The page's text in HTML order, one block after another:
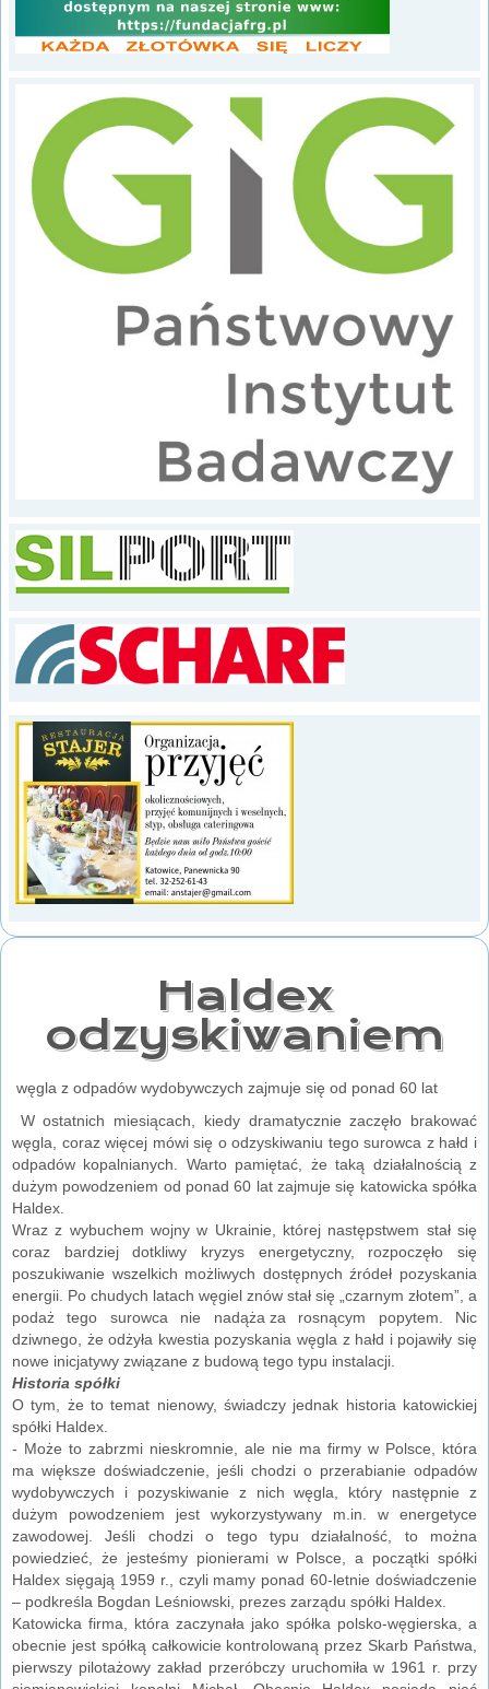
Haldex
odzyskiwaniem
węgla z odpadów wydobywczych zajmuje się od ponad 60 lat
W ostatnich miesiącach, kiedy dramatycznie zaczęło brakować
węgla, coraz więcej mówi się o odzyskiwaniu tego surowca z hałd i
odpadów kopalnianych. Warto pamiętać, że taką działalnością z
dużym powodzeniem od ponad 60 lat zajmuje się katowicka spółka
Haldex.
Wraz z wybuchem wojny w Ukrainie, której następstwem stał się
coraz bardziej dotkliwy kryzys energetyczny, rozpoczęło się
poszukiwanie wszelkich możliwych dostępnych źródeł pozyskania
energii. Po chudych latach węgiel znów stał się „czarnym złotem”, a
podaż tego surowca nie nadąża za rosnącym popytem. Nic
dziwnego, że odżyła kwestia pozyskania węgla z hałd i pojawiły się
nowe inicjatywy związane z budową tego typu instalacji.
Historia spółki
O tym, że to temat nienowy, świadczy jednak historia katowickiej
spółki Haldex.
- Może to zabrzmi nieskromnie, ale nie ma firmy w Polsce, która
ma większe doświadczenie, jeśli chodzi o przerabianie odpadów
wydobywczych i pozyskiwanie z nich węgla, który następnie z
dużym powodzeniem jest wykorzystywany m.in. w energetyce
zawodowej. Jeśli chodzi o tego typu działalność, to można
powiedzieć, że jesteśmy pionierami w Polsce, a początki spółki
Haldex sięgają 1959 r., czyli mamy ponad 60-letnie doświadczenie
– podkreśla Bogdan Leśniowski, prezes zarządu spółki Haldex.
Katowicka firma, która zaczynała jako spółka polsko-węgierska, a
obecnie jest spółką całkowicie kontrolowaną przez Skarb Państwa,
pierwszy pilotażowy zakład przeróbczy uruchomiła w 1961 r. przy